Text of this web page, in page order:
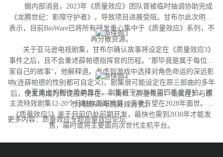
据内部消息，2023年《质量效应》团队曾被临时抽调协助完成
《龙腾世纪：影障守护者》，导致项目进展受阻。甘布尔此次明确
表示，目前BioWare已将所有研发重心集中于《质量效应》系列，不
再分散资源。
关于亚马逊电视剧集，甘布尔确认故事将设定在《质量效应3》
事件之后，且不会重述薛帕德指挥官的历程。"那毕竟是属于每位玩
家自己的故事"，他解释道。考虑到游戏中选择对角色命运的深远影
响(连薛帕德的性别都可自定义)，剧集很可能设定在原三部曲的多年
后，使主角成为传说般的存在——类似《质量效应：仙女座》与原
作间隔600年的处理方式。
今夏流出的制作清单显示，剧集将于2026年第四季度开拍。按
主流特效剧集12-20个月制作周期推算，首季有望在2028年面世。而
《质量效应5》鉴于目前仍处前期开发，最快也需到2030年才能发
售，届时或将主要面向次世代主机平台。
更多内容：质量效应专题质量效应论坛